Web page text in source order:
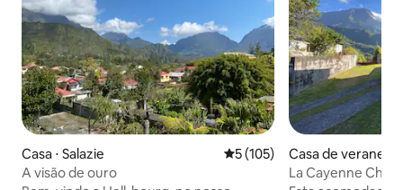
Casa ⋅ Salazie 5 de uma avaliação média de
5 (105)
A visão de ouro
Casa de veraneio
La Cayenne